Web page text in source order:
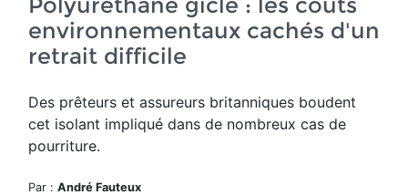
environnementaux cachés d'un
retrait difficile
Des prêteurs et assureurs britanniques boudent
cet isolant impliqué dans de nombreux cas de
pourriture.
Par : André Fauteux